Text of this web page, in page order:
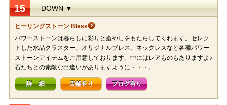
15 DOWN ▼
ヒーリングストーン Bless
パワーストーンは暮らしに彩りと癒やしをもたらしてくれます。セレク
トした水晶クラスター、オリジナルブレス、ネックレスなど各種パワー
ストーンアイテムをご用意しております。中にはレアものもありますよ♪
石たちとの素敵な出逢いがありますように・・・。
詳 細 店舗有り ブログ有り